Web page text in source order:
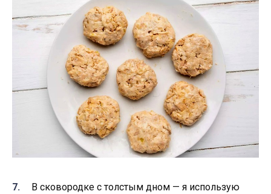
В сковородке с толстым дном — я использую